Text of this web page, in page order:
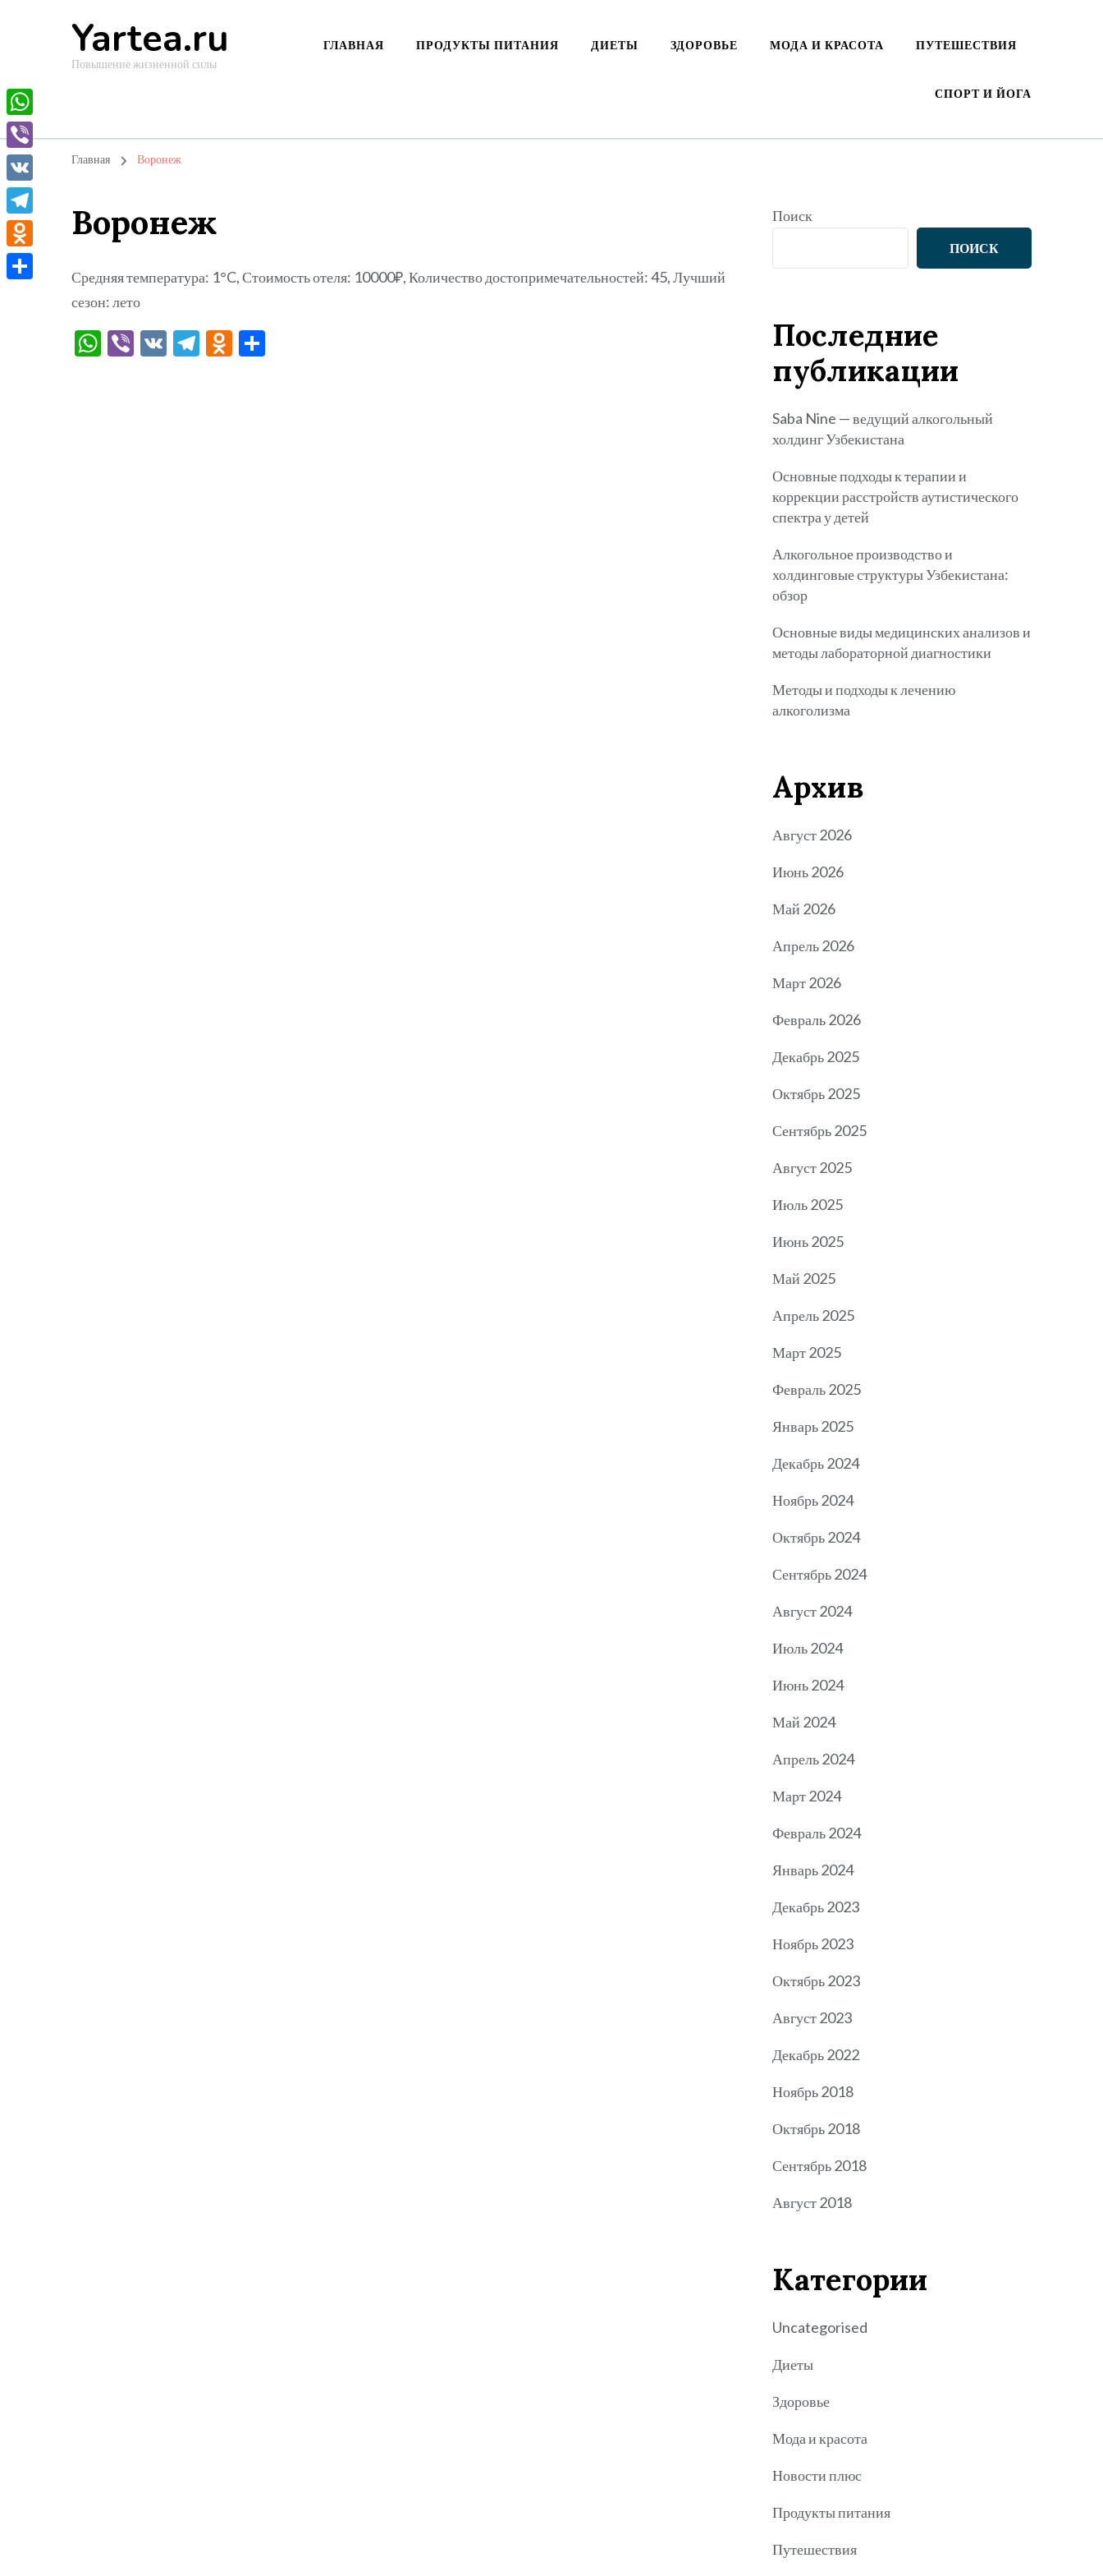
Yartea.ru
Повышение жизненной силы
ГЛАВНАЯ ПРОДУКТЫ ПИТАНИЯ ДИЕТЫ ЗДОРОВЬЕ МОДА И КРАСОТА ПУТЕШЕСТВИЯ
СПОРТ И ЙОГА
Главная Воронеж
Воронеж
Средняя температура: 1°C, Стоимость отеля: 10000₽, Количество достопримечательностей: 45, Лучший
сезон: лето
WhatsApp
Viber
VK Telegram
Odnoklassniki
Поиск
ПОИСК
Последние
публикации
Saba Nine — ведущий алкогольный
холдинг Узбекистана
Основные подходы к терапии и
коррекции расстройств аутистического
спектра у детей
Алкогольное производство и
холдинговые структуры Узбекистана:
обзор
Основные виды медицинских анализов и
методы лабораторной диагностики
Методы и подходы к лечению
алкоголизма
Архив
Август 2026
Июнь 2026
Май 2026
Апрель 2026
Март 2026
Февраль 2026
Декабрь 2025
Октябрь 2025
Сентябрь 2025
Август 2025
Июль 2025
Июнь 2025
Май 2025
Апрель 2025
Март 2025
Февраль 2025
Январь 2025
Декабрь 2024
Ноябрь 2024
Октябрь 2024
Сентябрь 2024
Август 2024
Июль 2024
Июнь 2024
Май 2024
Апрель 2024
Март 2024
Февраль 2024
Январь 2024
Декабрь 2023
Ноябрь 2023
Октябрь 2023
Август 2023
Декабрь 2022
Ноябрь 2018
Октябрь 2018
Сентябрь 2018
Август 2018
Категории
Uncategorised
Диеты
Здоровье
Мода и красота
Новости плюс
Продукты питания
Путешествия
WhatsApp
Viber
VK
Telegram
Odnoklassniki